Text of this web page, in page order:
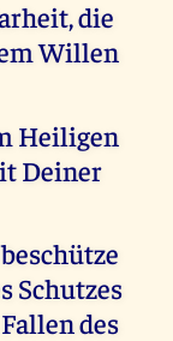
die
Willen
Heiligen
Deiner
Schutzes
des